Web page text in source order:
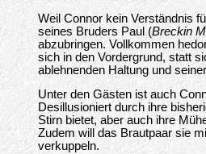
Weil Connor kein Verständnis
seines Bruders Paul (Breckin
abzubringen. Vollkommen
sich in den Vordergrund, statt
ablehnenden Haltung und
Unter den Gästen ist auch
Desillusioniert durch ihre
Stirn bietet, aber auch ihre
Zudem will das Brautpaar sie
verkuppeln.